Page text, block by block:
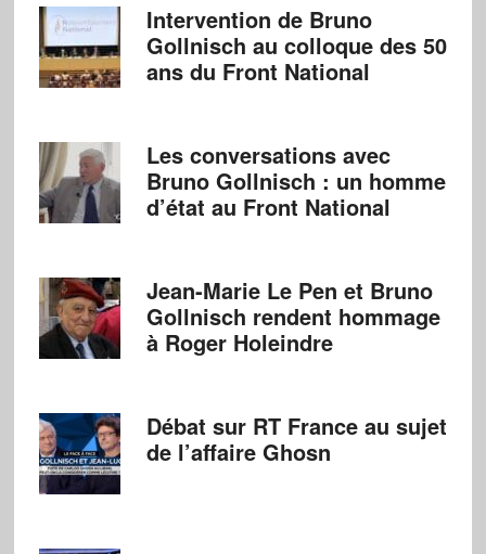
Intervention de Bruno
Gollnisch au colloque des 50
ans du Front National
Les conversations avec
Bruno Gollnisch : un homme
d’état au Front National
Jean-Marie Le Pen et Bruno
Gollnisch rendent hommage
à Roger Holeindre
Débat sur RT France au sujet
de l’affaire Ghosn